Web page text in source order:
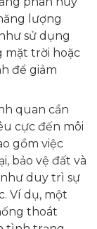
lượng
sử dụng
mặt trời hoặc
để giảm
quan cần
cực đến môi
gồm việc
bảo vệ đất và
duy trì sự
Ví dụ, một
thoát